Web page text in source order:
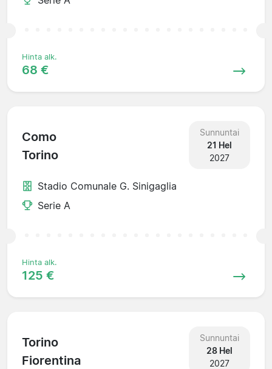
Hinta alk.
68 €
Como
Torino
Sunnuntai
21 Hel
2027
Stadio Comunale G. Sinigaglia
Serie A
Hinta alk.
125 €
Torino
Fiorentina
Sunnuntai
28 Hel
2027